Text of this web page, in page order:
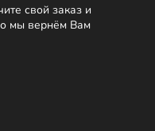
свой заказ и
мы вернём Вам